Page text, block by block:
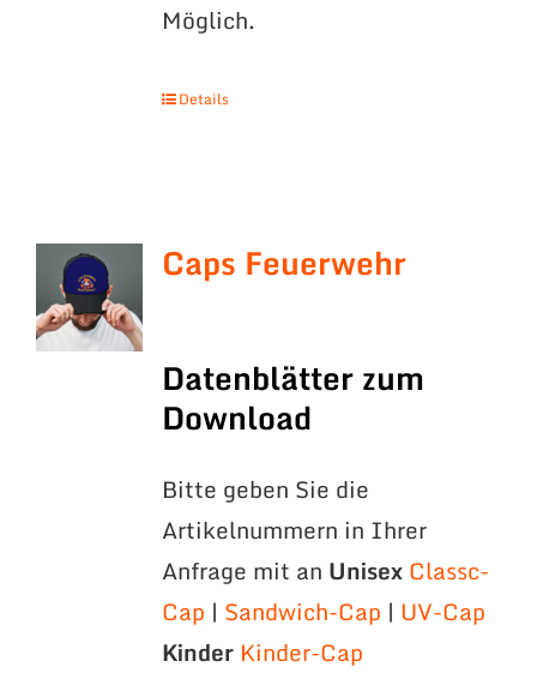
Möglich.
Details
Caps Feuerwehr
Datenblätter zum
Download
Bitte geben Sie die
Artikelnummern in Ihrer
Anfrage mit an UnisexClassc-
Cap | Sandwich-Cap | UV-Cap
Kinder Kinder-Cap